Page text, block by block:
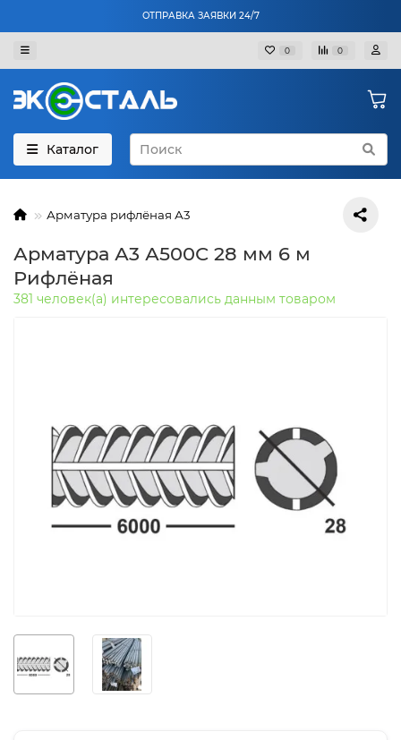
ОТПРАВКА ЗАЯВКИ 24/7
0 0
Каталог
Арматура рифлёная А3
Арматура А3 А500С 28 мм 6 м
Рифлёная
381 человек(а) интересовались данным товаром